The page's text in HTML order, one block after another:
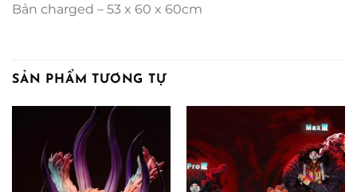
Bản charged – 53 x 60 x 60cm
SẢN PHẨM TƯƠNG TỰ